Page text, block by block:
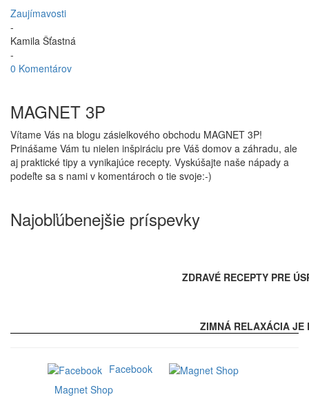
Zaujímavosti
-
Kamila Šťastná
-
0 Komentárov
MAGNET 3P
Vítame Vás na blogu zásielkového obchodu MAGNET 3P!
Prinášame Vám tu nielen inšpiráciu pre Váš domov a záhradu, ale
aj praktické tipy a vynikajúce recepty. Vyskúšajte naše nápady a
podeľte sa s nami v komentároch o tie svoje:-)
Najobľúbenejšie príspevky
ZDRAVÉ RECEPTY PRE
ZIMNÁ RELAXÁCIA JE
Facebook
Magnet Shop